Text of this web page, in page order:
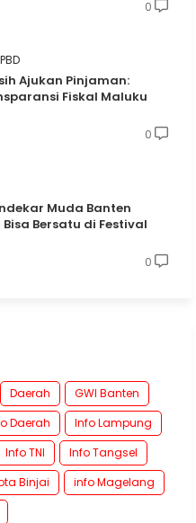
0
Ajukan Pinjaman:
Fiskal Maluku
0
Muda Banten
Bersatu di Festival
0
Daerah
GWI Banten
Daerah
Info Lampung
Info TNI
Info Tangsel
Binjai
info Magelang